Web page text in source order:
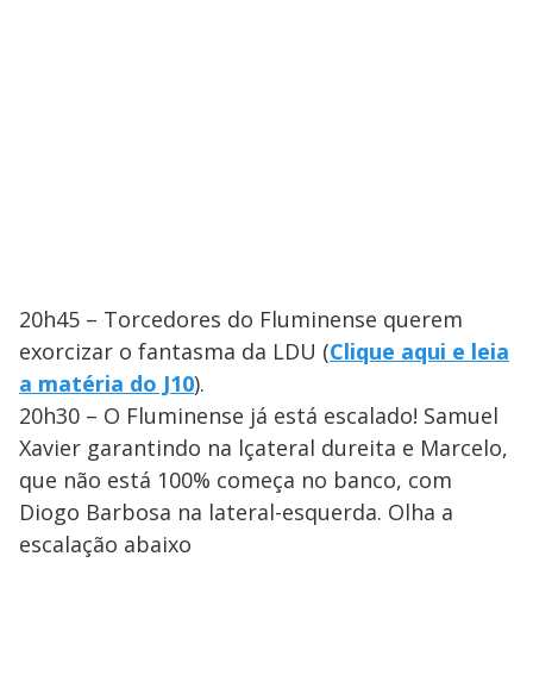
20h45 – Torcedores do Fluminense querem
exorcizar o fantasma da LDU (Clique aqui e leia
a matéria do J10).
20h30 – O Fluminense já está escalado! Samuel
Xavier garantindo na lçateral dureita e Marcelo,
que não está 100% começa no banco, com
Diogo Barbosa na lateral-esquerda. Olha a
escalação abaixo